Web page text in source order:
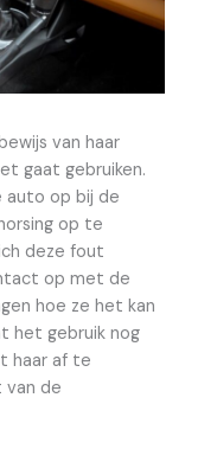
van haar
gaat gebruiken.
auto op bij de
op te
deze fout
op met de
hoe ze het kan
het gebruik nog
haar af te
van de